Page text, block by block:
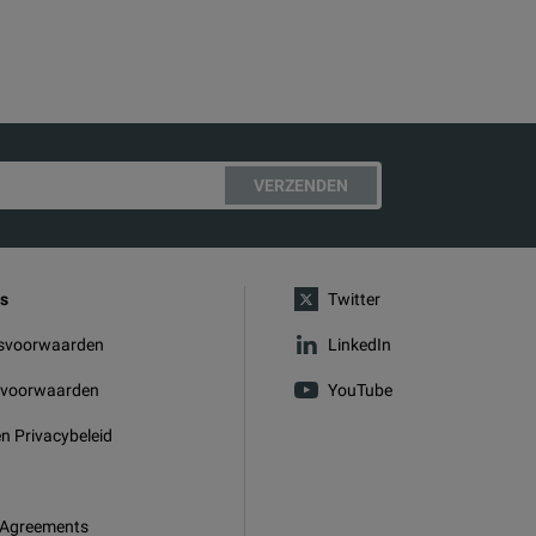
VERZENDEN
Privacybeleid
Twitter
LinkedIn
YouTube